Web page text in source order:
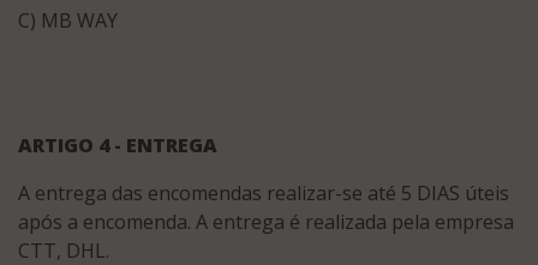
C) MB WAY
ARTIGO 4 - ENTREGA
A entrega das encomendas realizar-se até 5 DIAS úteis
após a encomenda. A entrega é realizada pela empresa
CTT, DHL.